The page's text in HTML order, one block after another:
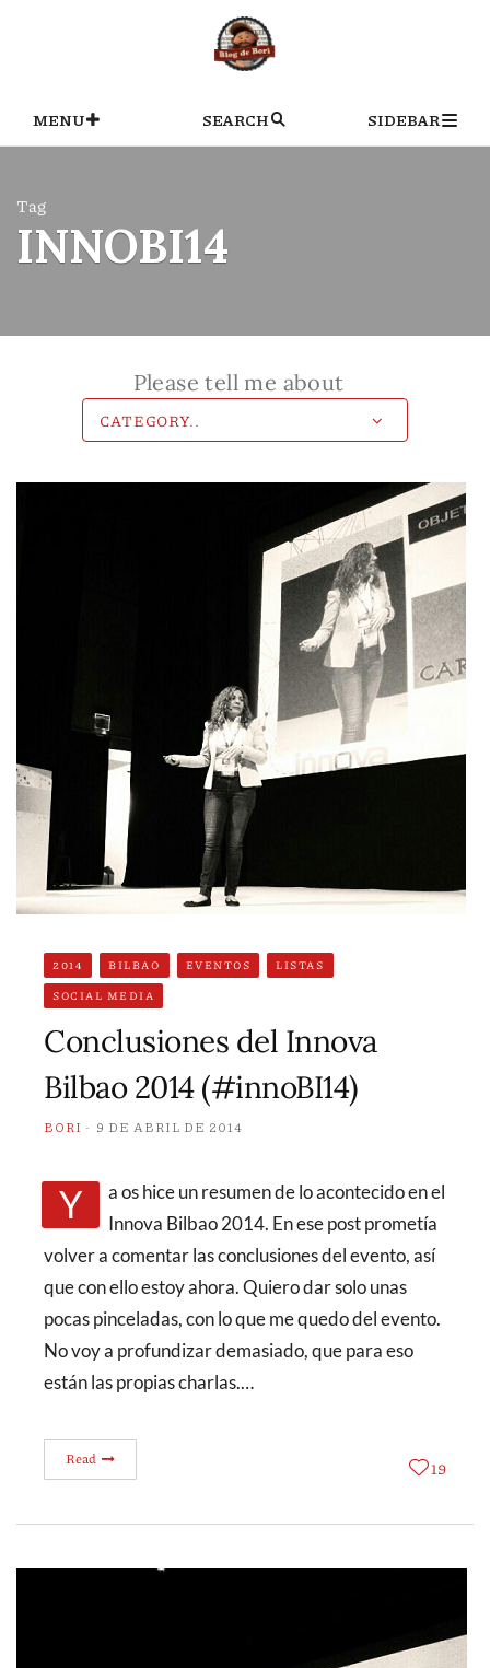
MENU SEARCH SIDEBAR
Tag
INNOBI14
Please tell me about
2014 BILBAO EVENTOS LISTAS
SOCIAL MEDIA
Conclusiones del Innova
Bilbao 2014 (#innoBI14)
BORI 9 DE ABRIL DE 2014
Ya os hice un resumen de lo acontecido en el
Innova Bilbao 2014. En ese post prometía
volver a comentar las conclusiones del evento, así
que con ello estoy ahora. Quiero dar solo unas
pocas pinceladas, con lo que me quedo del evento.
No voy a profundizar demasiado, que para eso
están las propias charlas.…
Read 19